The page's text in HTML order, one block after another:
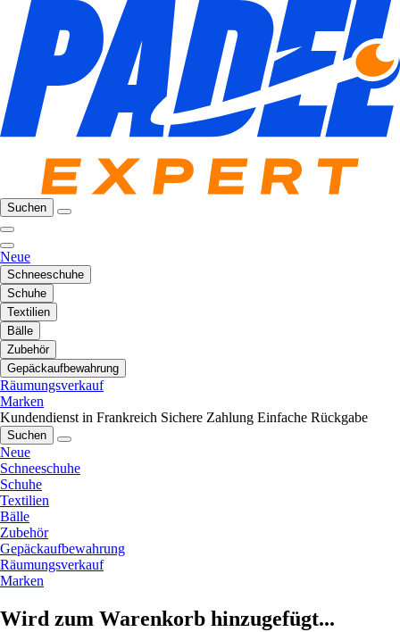
Suchen
Neue
Schneeschuhe
Schuhe
Textilien
Bälle
Zubehör
Gepäckaufbewahrung
Räumungsverkauf
Marken
Kundendienst in Frankreich Sichere Zahlung Einfache Rückgabe
Suchen
Neue
Schneeschuhe
Schuhe
Textilien
Bälle
Zubehör
Gepäckaufbewahrung
Räumungsverkauf
Marken
Wird zum Warenkorb hinzugefügt...